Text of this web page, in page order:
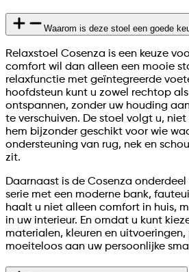
Waarom is deze stoel een goede
Relaxstoel Cosenza is een keuze
comfort wil dan alleen een mooie
relaxfunctie met geïntegreerde
hoofdsteun kunt u zowel rechtop
ontspannen, zonder uw houding
te verschuiven. De stoel volgt u,
hem bijzonder geschikt voor wie
ondersteuning van rug, nek en
zit.
Daarnaast is de Cosenza
serie met een moderne bank,
haalt u niet alleen comfort in huis,
in uw interieur. En omdat u kunt
materialen, kleuren en
moeiteloos aan uw persoonlijke